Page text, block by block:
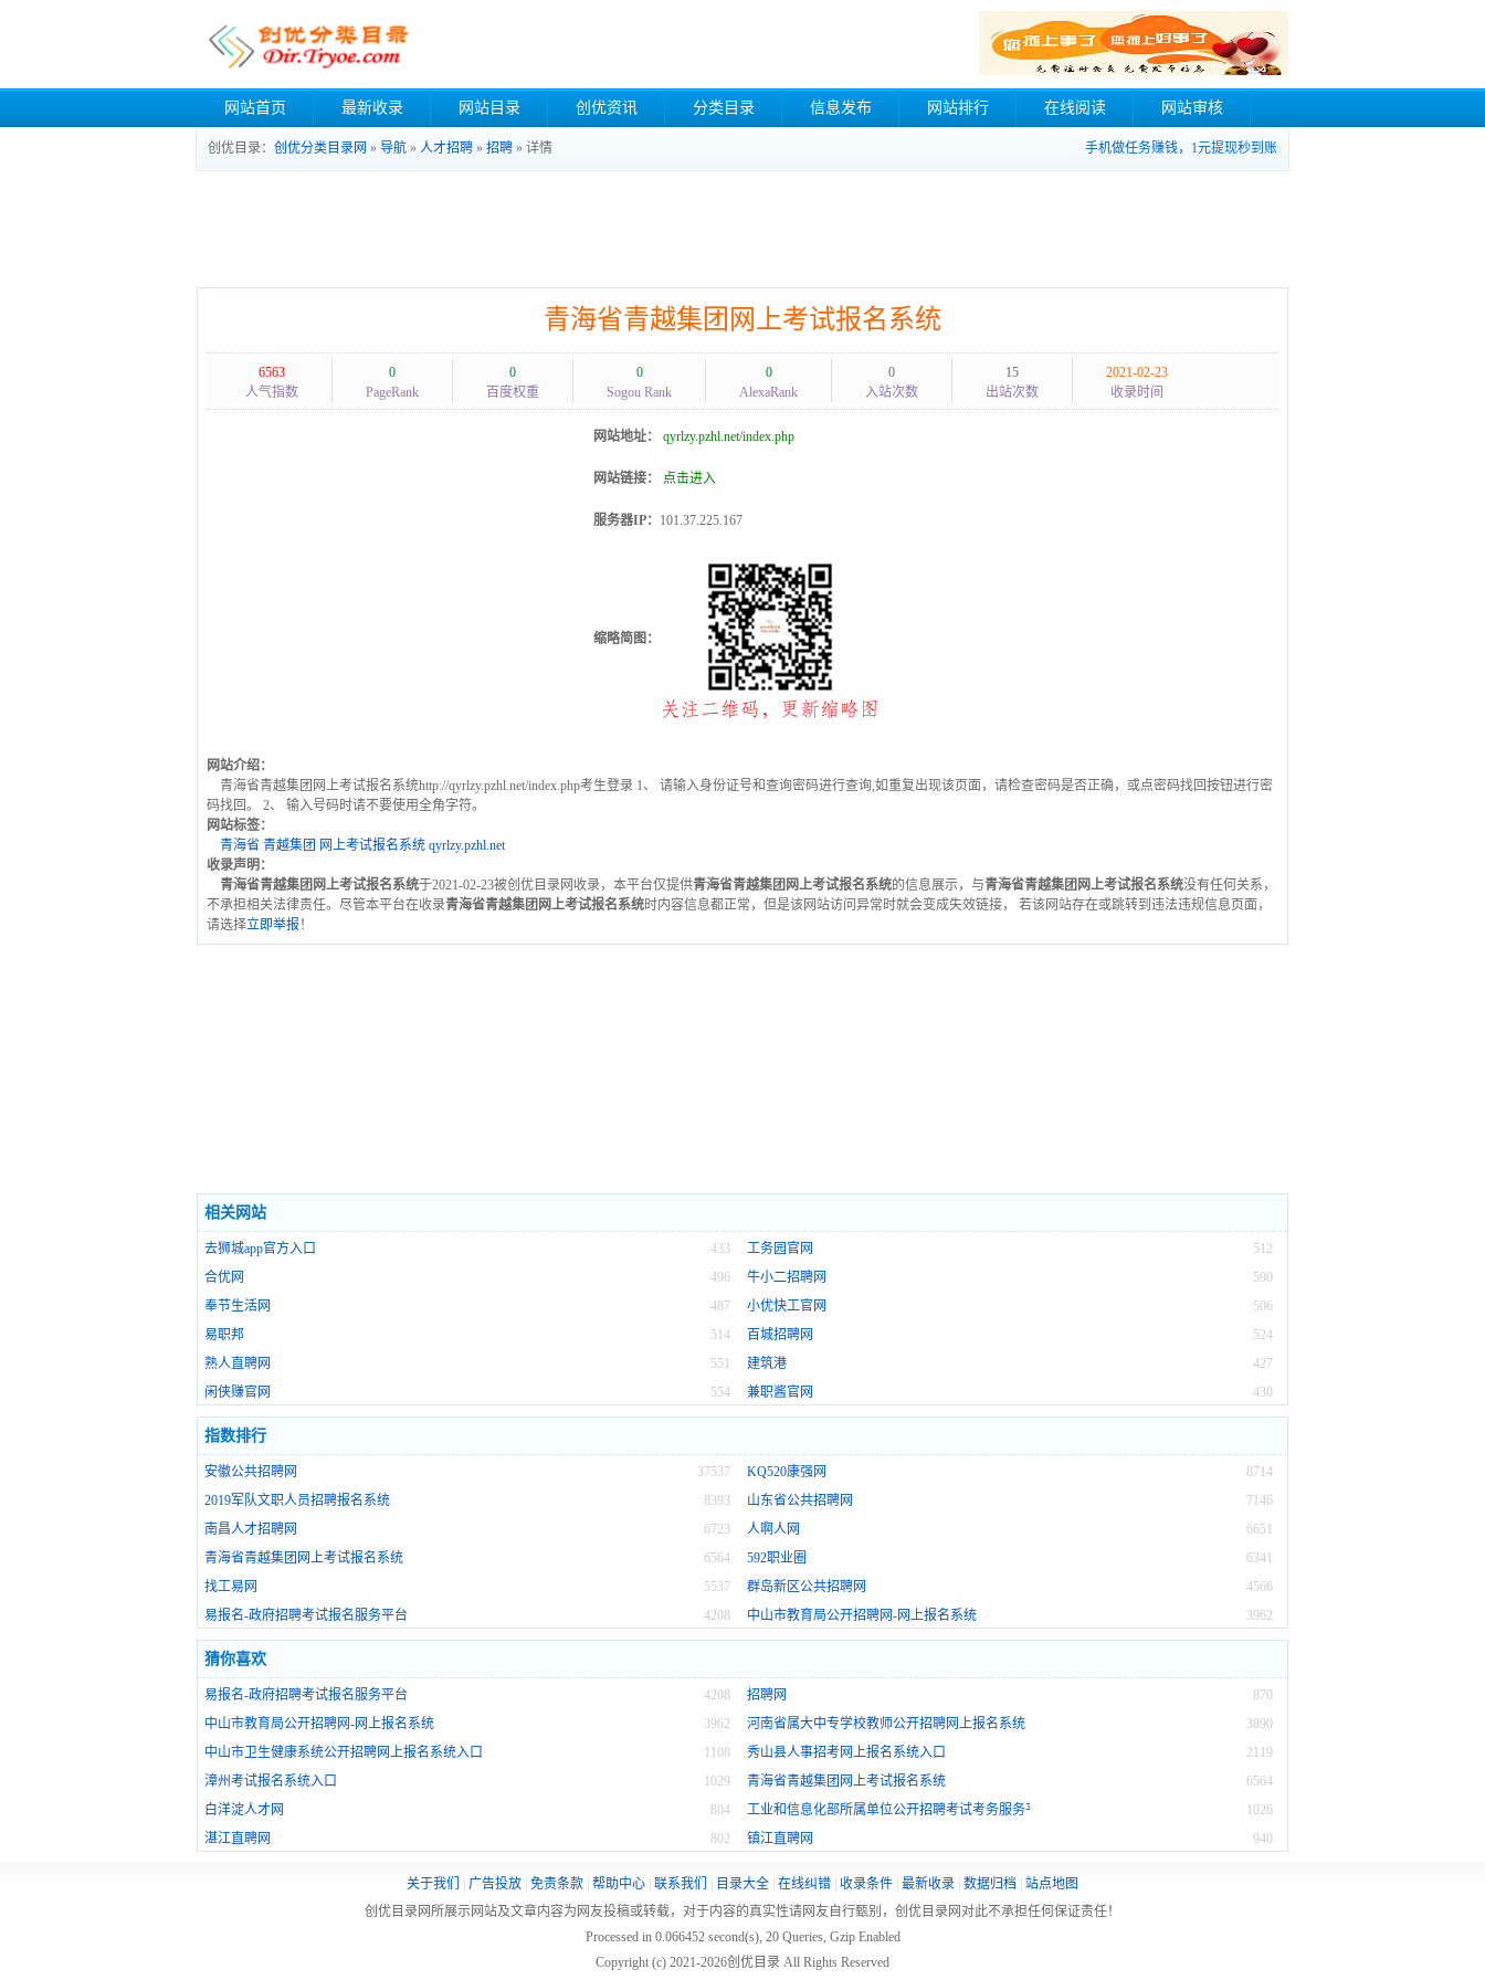
网站首页 最新收录 网站目录 创优资讯 分类目录 信息发布 网站排行 在线阅读 网站审核
创优目录： 创优分类目录网 » 导航 » 人才招聘 » 招聘 » 详情 手机做任务赚钱，1元提现秒到账
青海省青越集团网上考试报名系统
6563
人气指数
0
PageRank
0
百度权重
0
Sogou Rank
0
AlexaRank
0
入站次数
15
出站次数
2021-02-23
收录时间
网站地址： qyrlzy.pzhl.net/index.php
网站链接： 点击进入
服务器IP： 101.37.225.167
缩略简图：
网站介绍：
青海省青越集团网上考试报名系统http://qyrlzy.pzhl.net/index.php考生登录 1、 请输入身份证号和查询密码进行查询,如重复出现该页面，请检查密码是否正确，或点密码找回按钮进行密
码找回。 2、 输入号码时请不要使用全角字符。
网站标签：
青海省 青越集团 网上考试报名系统 qyrlzy.pzhl.net
收录声明：
青海省青越集团网上考试报名系统于2021-02-23被创优目录网收录，本平台仅提供青海省青越集团网上考试报名系统的信息展示，与青海省青越集团网上考试报名系统没有任何关系，
不承担相关法律责任。尽管本平台在收录青海省青越集团网上考试报名系统时内容信息都正常，但是该网站访问异常时就会变成失效链接， 若该网站存在或跳转到违法违规信息页面，
请选择立即举报 ！
相关网站
433
去狮城app官方入口 512
工务园官网
496
合优网 590
牛小二招聘网
487
奉节生活网 506
小优快工官网
514
易职邦 524
百城招聘网
551
熟人直聘网 427
建筑港
554
闲侠赚官网 430
兼职酱官网
指数排行
37537
安徽公共招聘网 8714
KQ520康强网
8393
2019军队文职人员招聘报名系统 7146
山东省公共招聘网
6723
南昌人才招聘网 6651
人啊人网
6564
青海省青越集团网上考试报名系统 6341
592职业圈
5537
找工易网 4566
群岛新区公共招聘网
4208
易报名-政府招聘考试报名服务平台 3962
中山市教育局公开招聘网-网上报名系统
猜你喜欢
4208
易报名-政府招聘考试报名服务平台 870
招聘网
3962
中山市教育局公开招聘网-网上报名系统 3890
河南省属大中专学校教师公开招聘网上报名系统
1108
中山市卫生健康系统公开招聘网上报名系统入口 2119
秀山县人事招考网上报名系统入口
1029
漳州考试报名系统入口 6564
青海省青越集团网上考试报名系统
804
白洋淀人才网 1026
工业和信息化部所属单位公开招聘考试考务服务平台
802
湛江直聘网 940
镇江直聘网
关于我们 广告投放 免责条款 帮助中心 联系我们 目录大全 在线纠错 收录条件 最新收录 数据归档
站点地图
创优目录网所展示网站及文章内容为网友投稿或转载，对于内容的真实性请网友自行甄别，创优目录网对此不承担任何保证责任！
Processed in 0.066452 second(s), 20 Queries, Gzip Enabled
Copyright (c) 2021-2026创优目录 All Rights Reserved